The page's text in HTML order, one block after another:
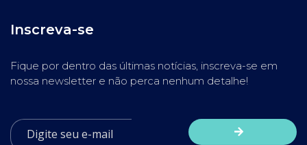
Inscreva-se
Fique por dentro das últimas notícias, inscreva-se em
nossa newsletter e não perca nenhum detalhe!